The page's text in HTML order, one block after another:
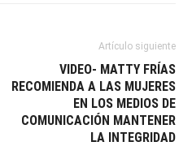
Artículo siguiente
VIDEO- MATTY FRÍAS
RECOMIENDA A LAS MUJERES
EN LOS MEDIOS DE
COMUNICACIÓN MANTENER
LA INTEGRIDAD